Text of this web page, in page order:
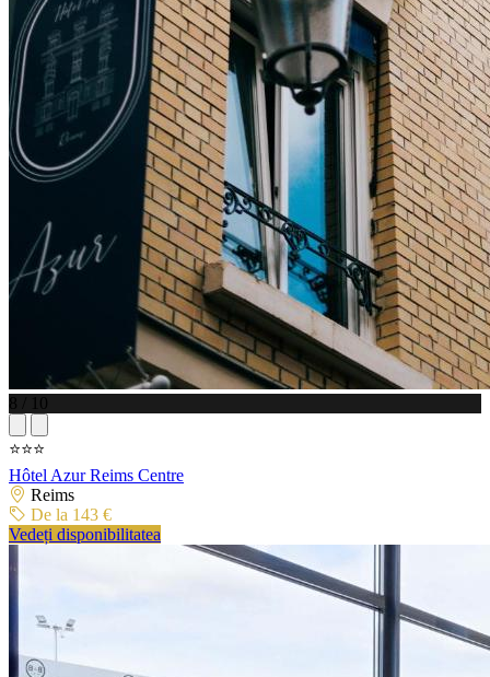
8 / 10
⭐⭐⭐
Hôtel Azur Reims Centre
Reims
De la 143 €
Vedeți disponibilitatea